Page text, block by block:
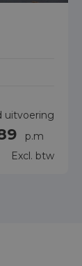
uitvoering
p.m
Excl. btw